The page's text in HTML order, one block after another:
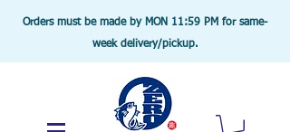
Orders must be made by MON 11:59 PM for same-
week delivery/pickup.